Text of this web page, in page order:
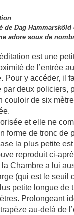
de Dag
adore sous de
est une
de l’entrée
Pour y accéder, il
par deux policiers,
couloir de six
et elle ne
forme de tronc de
la plus petite
reproduit ci-
Chambre a lui
(qui est le seuil
petite longue de
Prolongeant
au-delà de